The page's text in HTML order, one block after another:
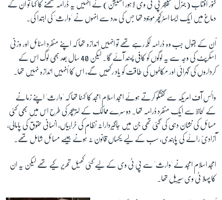
کنور آفتاب (جنرل مینیجر پی ٹی وی لاہور اسٹیشن) نے اُنہیں یہ ڈرامہ لکھنے کا کہا تو ان کے
دماغ میں ایک ایسا اسٹرکچر موجود تھا جس کی مدد سے انہوں نے 'وارث' کی ابتدا کی۔
اُن کے بقول جب وہ ڈرامہ لکھ رہے تھے تو انہیں اندازہ تھا کہ اپنے منفرد اسٹائل اور وزنی
اسکرپٹ کی وجہ سے یہ لوگوں کو کافی پسند آئے گا۔ لیکن 40 سال بعد بھی لوگ اس کے
کرداروں کی گہرائی اور مکالموں کی طاقت کو یاد رکھیں گے، اس کا اُنہیں اندازہ نہیں تھا۔
وائس آف امریکہ سے گفتگو کرتے ہوئے امجد اسلام امجد کا کہنا تھا کہ 'وارث' اپنے زمانے
کے لحاظ سے ایک منفرد ڈرامہ تھا۔ دوسرے ممالک کے لٹریچر کی طرح اس میں بھی کئی
مسائل کی نشان دہی کی گئی تھی جن میں جاگیردارانہ نظام کی خرابیاں، انسانی حقوق کی پامالی،
آزادیٔ رائے کی پابندی، سب کے لیے یکساں قانون نہ ہونے جیسے مسائل شامل تھے۔
امجد اسلام امجد نے 'وارث' سے پی ٹی وی کے لیے کئی کھیل تحریر کیے تھے لیکن یہ ان
کا پہلا ٹی وی سیریل تھا۔